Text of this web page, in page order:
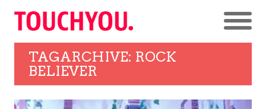
TAGARCHIVE: ROCK
BELIEVER